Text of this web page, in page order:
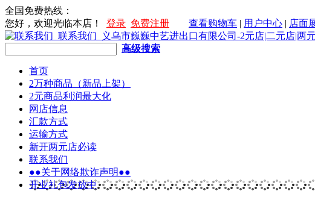
全国免费热线：
您好，欢迎光临本店！
登录 免费注册 查看购物车 | 用户中心 | 店面
高级搜索
首页
2万种商品（新品上架）
2元商品利润最大化
网店信息
汇款方式
运输方式
新开两元店必读
联系我们
●●关于网络欺诈声明●●
开业礼包发放中